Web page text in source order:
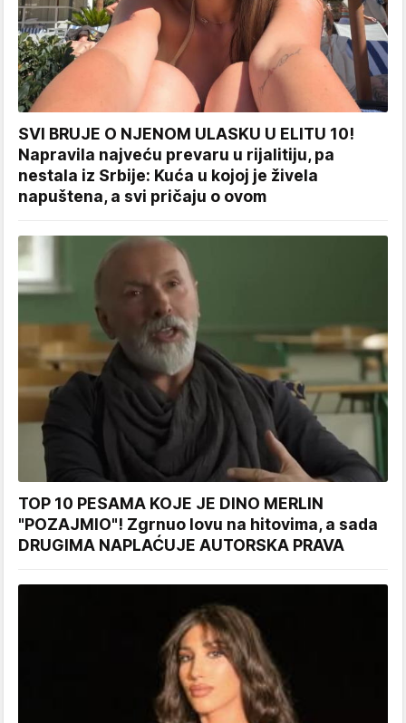
SVI BRUJE O NJENOM ULASKU U ELITU 10!
Napravila najveću prevaru u rijalitiju, pa
nestala iz Srbije: Kuća u kojoj je živela
napuštena, a svi pričaju o ovom
TOP 10 PESAMA KOJE JE DINO MERLIN
"POZAJMIO"! Zgrnuo lovu na hitovima, a sada
DRUGIMA NAPLAĆUJE AUTORSKA PRAVA